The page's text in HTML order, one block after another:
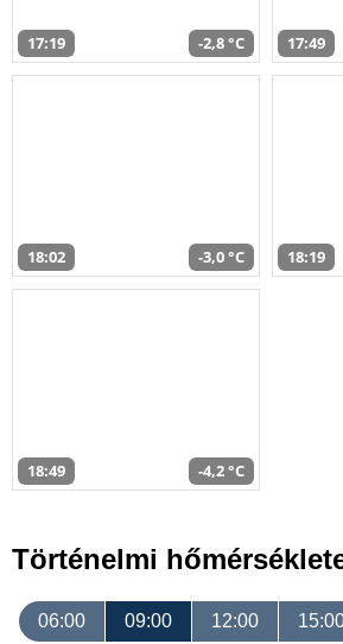
17:19 -2,8 °C 17:49
18:02 -3,0 °C 18:19
18:49 -4,2 °C
Történelmi
06:00 09:00 12:00